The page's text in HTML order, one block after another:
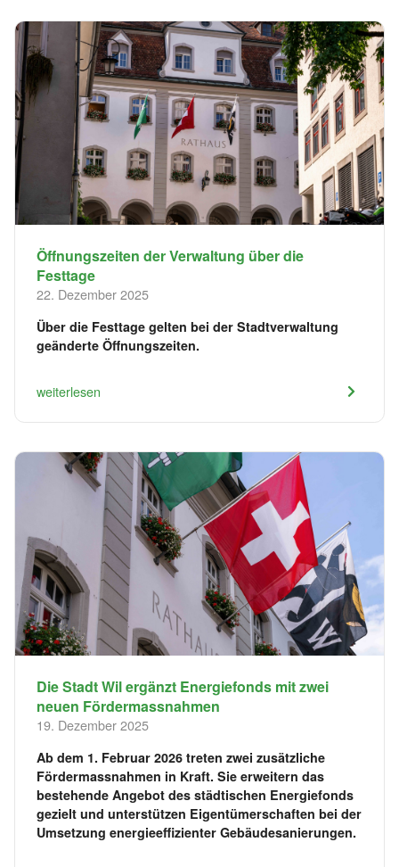
Öffnungszeiten der Verwaltung über die
Festtage
22. Dezember 2025
Über die Festtage gelten bei der Stadtverwaltung
geänderte Öffnungszeiten.
weiterlesen
Die Stadt Wil ergänzt Energiefonds mit zwei
neuen Fördermassnahmen
19. Dezember 2025
Ab dem 1. Februar 2026 treten zwei zusätzliche
Fördermassnahmen in Kraft. Sie erweitern das
bestehende Angebot des städtischen Energiefonds
gezielt und unterstützen Eigentümerschaften bei der
Umsetzung energieeffizienter Gebäudesanierungen.